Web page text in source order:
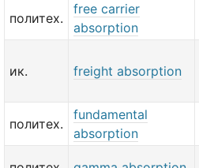
политех.
free carrier
absorption
ик. freight absorption
политех.
fundamental
absorption